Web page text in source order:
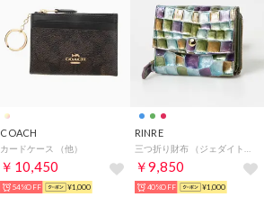
COACH
カードケース （他）
￥10,450
54%OFF ¥1,000
RINRE
￥9,850
40%OFF ¥1,000